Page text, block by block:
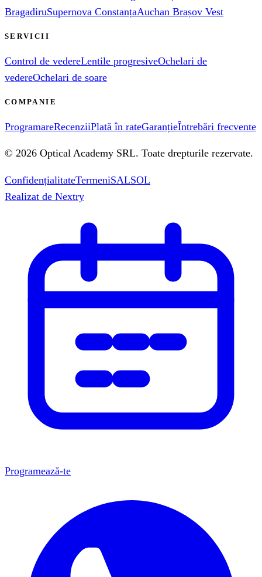
BragadiruSupernova ConstanțaAuchan Brașov Vest
SERVICII
Control de vedereLentile progresiveOchelari de
vedereOchelari de soare
COMPANIE
ProgramareRecenziiPlată în rateGaranțieÎntrebări frecvente
© 2026 Optical Academy SRL. Toate drepturile rezervate.
ConfidențialitateTermeniSALSOL
Realizat de Nextry
Programează-te